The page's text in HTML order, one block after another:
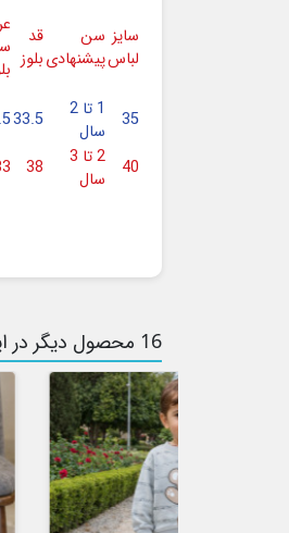
سایز
لباس
سن
پیشنهادی
قد
بلوز
35
1 تا 2
سال
33.5
40
2 تا 3
سال
38
16 محصول دیگر در این دسته بندی: